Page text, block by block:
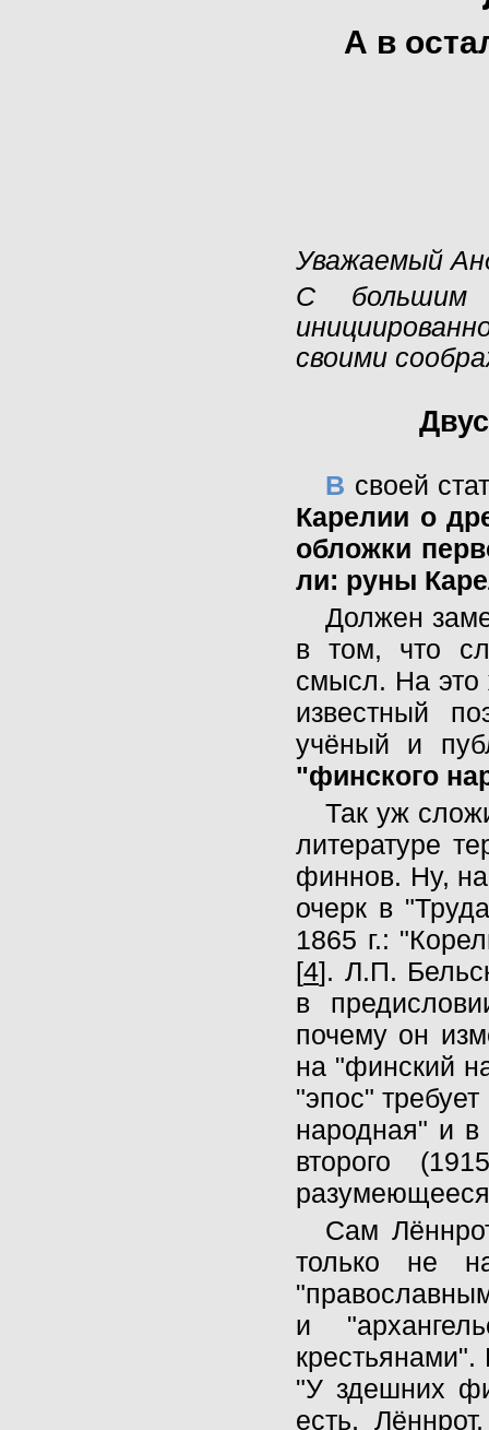
А в
Уважаемый
С большим
своими
В своей
Карелии о
обложки
ли: руны
Должен
в том, что
смысл. На это
известный
учёный и
"финского
Так уж
литературе
финнов. Ну,
очерк в
1865 г.:
[4]. Л.П.
в
почему он
на "финский
"эпос"
народная" и в
второго
Сам
только не
и
крестьянами".
"У здешних
есть,